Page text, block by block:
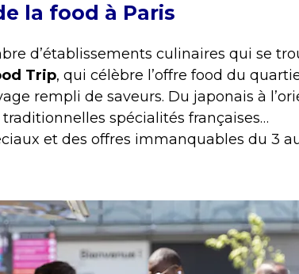
la food à Paris
d’établissements culinaires qui se
Trip, qui célèbre l’offre food du
rempli de saveurs. Du japonais à
spécialités françaises…
et des offres immanquables du 3